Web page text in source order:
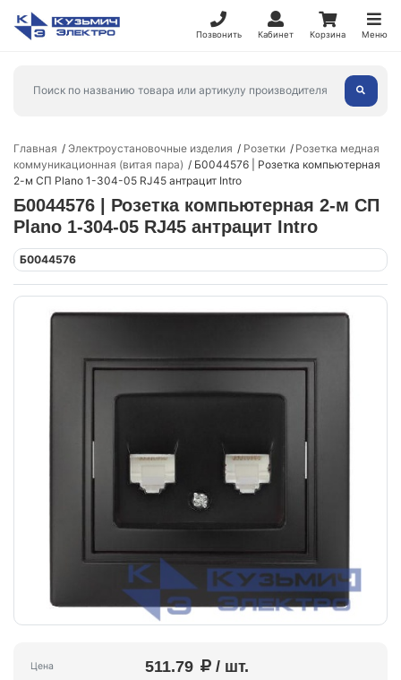
Позвонить Кабинет Корзина Меню
Главная Электроустановочные изделия Розетки
Розетка медная
коммуникационная (витая пара)
Б0044576 | Розетка компьютерная
2-м СП Plano 1-304-05 RJ45 антрацит Intro
Б0044576 | Розетка компьютерная 2-м СП
Plano 1-304-05 RJ45 антрацит Intro
Б0044576
Цена 511.79 / шт.